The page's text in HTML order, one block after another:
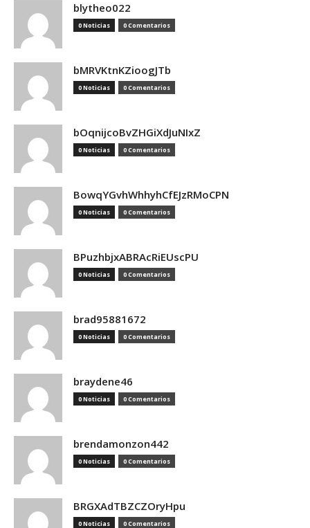
blytheo022
0 Noticias 0 Comentarios
bMRVKtnKZioogJTb
0 Noticias 0 Comentarios
bOqnijcoBvZHGiXdJuNIxZ
0 Noticias 0 Comentarios
BowqYGvhWhhyhCfEJzRMoCPN
0 Noticias 0 Comentarios
BPuzhbjxABRAcRiEUscPU
0 Noticias 0 Comentarios
brad95881672
0 Noticias 0 Comentarios
braydene46
0 Noticias 0 Comentarios
brendamonzon442
0 Noticias 0 Comentarios
BRGXAdTBZCZOryHpu
0 Noticias 0 Comentarios